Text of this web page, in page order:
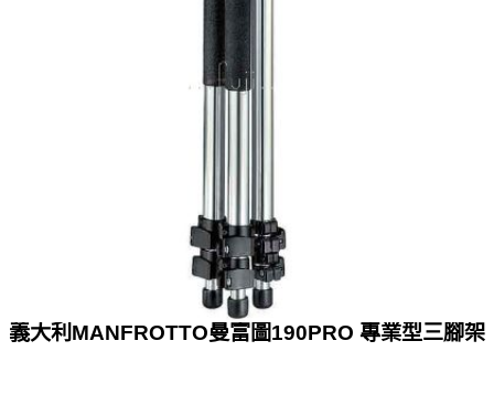
義大利MANFROTTO曼富圖190PRO 專業型三腳架